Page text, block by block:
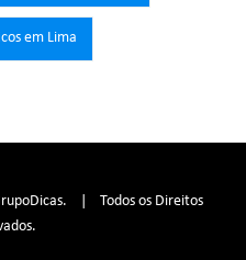
em Lima
| Todos os Direitos